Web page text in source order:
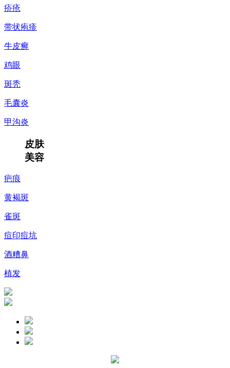
疥疮
带状疱疹
牛皮癣
鸡眼
斑秃
毛囊炎
甲沟炎
皮肤
美容
疤痕
黄褐斑
雀斑
痘印痘坑
酒糟鼻
植发